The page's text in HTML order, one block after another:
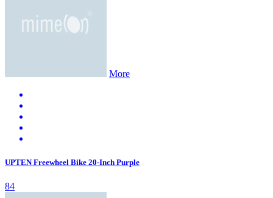
More
UPTEN Freewheel Bike 20-Inch Purple
84